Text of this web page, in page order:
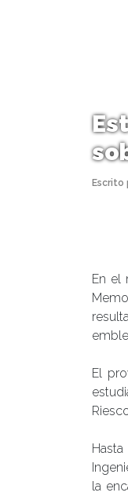
Escrito
En el
El
la